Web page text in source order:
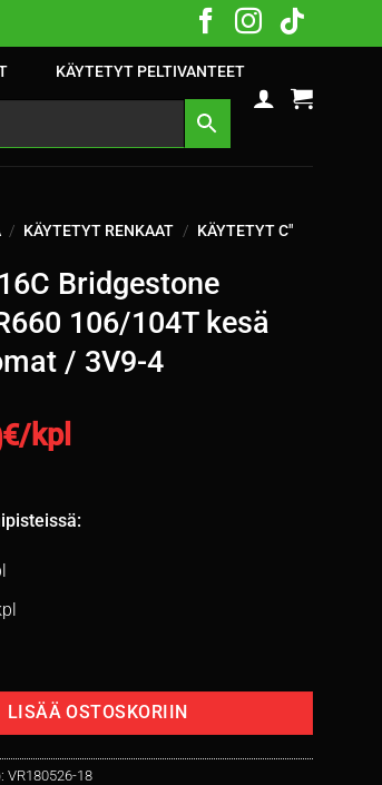
KÄYTETYT PELTIVANTEET
/ KÄYTETYT RENKAAT / KÄYTETYT C"
Bridgestone
106/104T kesä
/ 3V9-4
€/kpl
Duravis R660 106/104T kesä ajamattomat /
LISÄÄ OSTOSKORIIN
VR180526-18